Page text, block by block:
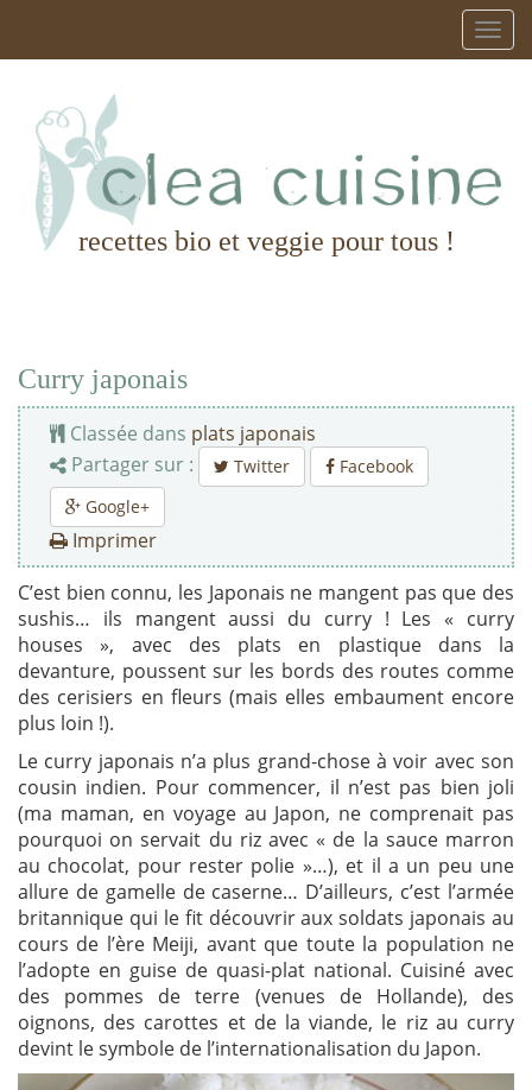
recettes bio et veggie pour tous !
Curry japonais
Classée dans plats japonais
Partager sur :
Twitter
Facebook
Google+
Imprimer
C’est bien connu, les Japonais ne mangent pas que des
sushis… ils mangent aussi du curry ! Les « curry
houses », avec des plats en plastique dans la
devanture, poussent sur les bords des routes comme
des cerisiers en fleurs (mais elles embaument encore
plus loin !).
Le curry japonais n’a plus grand-chose à voir avec son
cousin indien. Pour commencer, il n’est pas bien joli
(ma maman, en voyage au Japon, ne comprenait pas
pourquoi on servait du riz avec « de la sauce marron
au chocolat, pour rester polie »…), et il a un peu une
allure de gamelle de caserne… D’ailleurs, c’est l’armée
britannique qui le fit découvrir aux soldats japonais au
cours de l’ère Meiji, avant que toute la population ne
l’adopte en guise de quasi-plat national. Cuisiné avec
des pommes de terre (venues de Hollande), des
oignons, des carottes et de la viande, le riz au curry
devint le symbole de l’internationalisation du Japon.